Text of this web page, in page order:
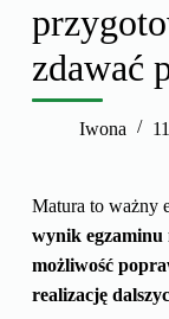
d
ozdawać
Iwona
Matura to ważny
wynik egzaminu
możliwość
realizację